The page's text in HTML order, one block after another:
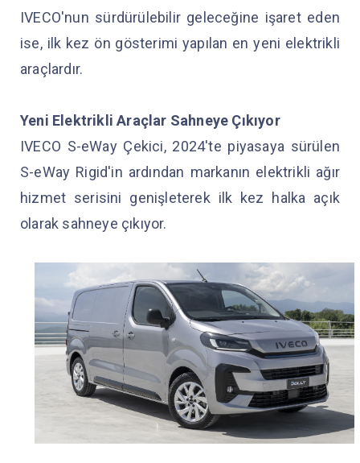
IVECO'nun sürdürülebilir geleceğine işaret eden
ise, ilk kez ön gösterimi yapılan en yeni elektrikli
araçlardır.
Yeni Elektrikli Araçlar Sahneye Çıkıyor
IVECO S-eWay Çekici, 2024'te piyasaya sürülen
S-eWay Rigid'in ardından markanın elektrikli ağır
hizmet serisini genişleterek ilk kez halka açık
olarak sahneye çıkıyor.